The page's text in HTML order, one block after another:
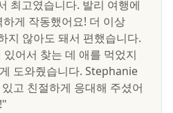
최고였습니다. 발리 여행에
게 작동했어요! 더 이상
지 않아도 돼서 편했습니다.
어서 찾는 데 애를 먹었지
도와줬습니다. Stephanie
고 친절하게 응대해 주셨어